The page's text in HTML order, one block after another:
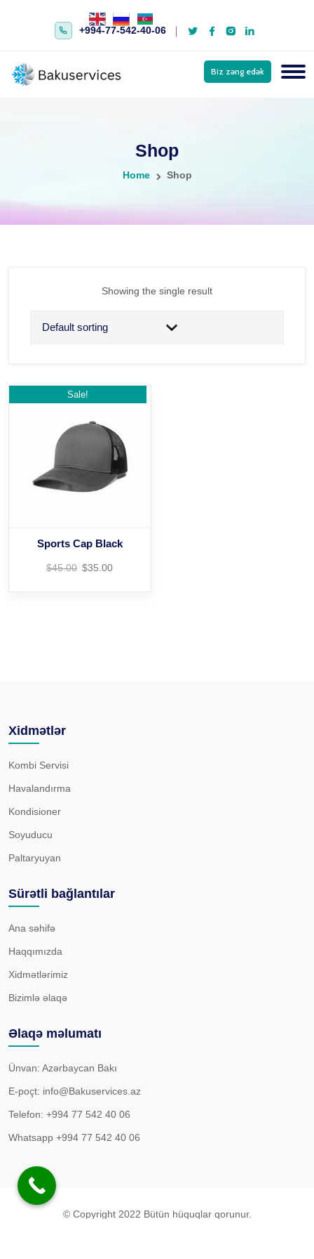
+994-77-542-40-06
Biz zəng edək
Shop
Home Shop
Showing the single result
Sports Cap Black
$45.00 $35.00
Sale!
Xidmətlər
Kombi Servisi
Havalandırma
Kondisioner
Soyuducu
Paltaryuyan
Sürətli bağlantılar
Ana səhifə
Haqqımızda
Xidmətlərimiz
Bizimlə əlaqə
Əlaqə məlumatı
Ünvan: Azərbaycan Bakı
E-poçt: info@Bakuservices.az
Telefon: +994 77 542 40 06
Whatsapp +994 77 542 40 06
© Copyright 2022 Bütün hüquqlar qorunur.